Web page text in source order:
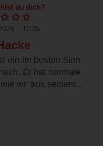
du dich?
– 11:35
ein im besten Sinn
Er hat normale
wir aus seinem...